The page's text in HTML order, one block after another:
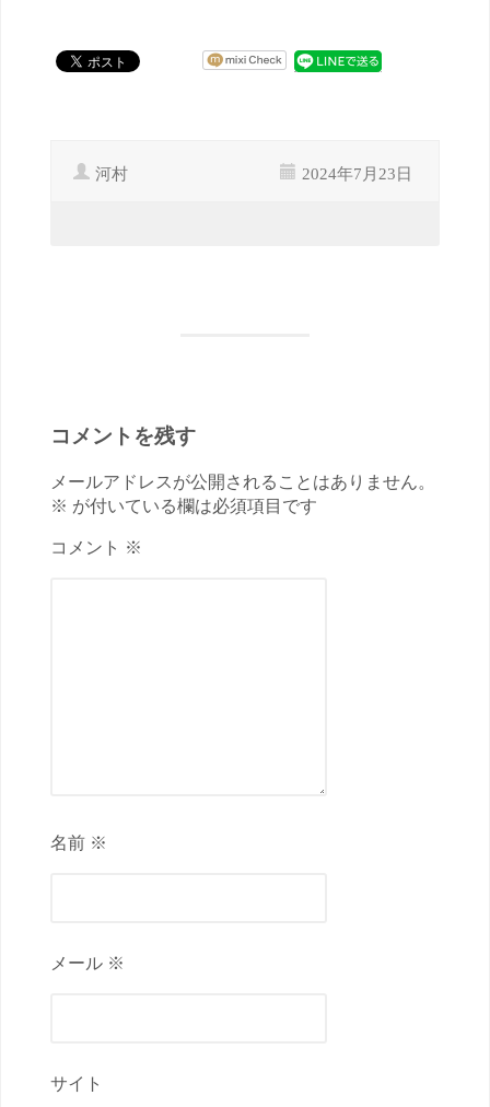
河村 2024年7月23日
コメントを残す
メールアドレスが公開されることはありません。
※ が付いている欄は必須項目です
コメント ※
名前 ※
メール ※
サイト